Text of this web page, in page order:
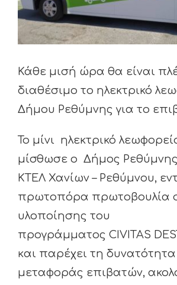
Κάθε μισή ώρα θα είναι
διαθέσιμο το ηλεκτρικό
Δήμου Ρεθύμνης για το
Το μίνι ηλεκτρικό
μίσθωσε ο Δήμος
ΚΤΕΛ Χανίων – Ρεθύμνου,
πρωτοπόρα πρωτοβουλία
υλοποίησης του
προγράμματος CIVITAS
και παρέχει τη
μεταφοράς επιβατών,